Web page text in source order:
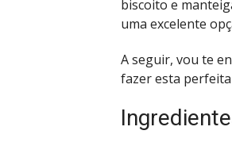
biscoito e
uma excelente
A seguir, vou te
fazer esta perfeita